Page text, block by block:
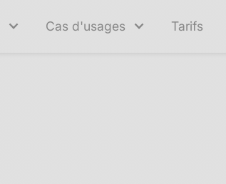
Cas d'usages Tarifs